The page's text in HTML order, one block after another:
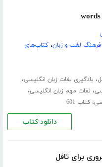
لغت و زبان،کتاب‌های
، یادگیری لغات زبان انگلیسی،
، لغات مهم زبان انگلیسی،
،کتاب 601
دانلود کتاب
برای تافل